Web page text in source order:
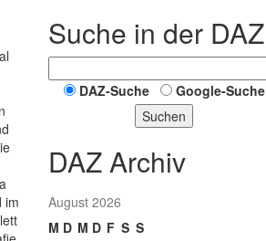
im
Suche in der DAZ
DAZ-Suche
Google-Suche
Suchen
DAZ Archiv
August 2026
M D M D F S S